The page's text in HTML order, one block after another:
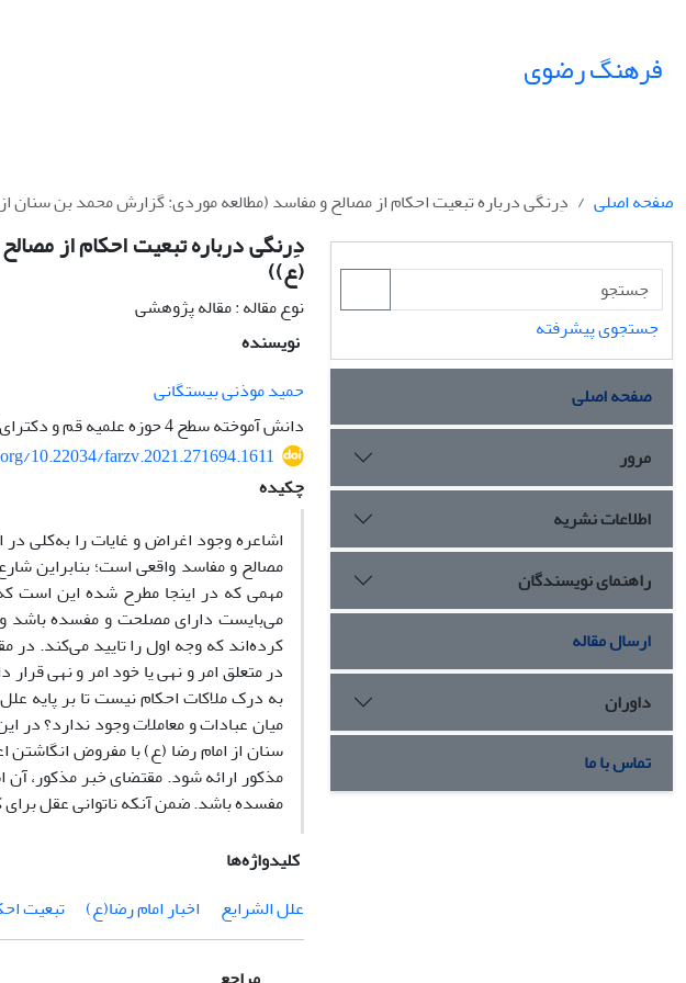
فرهنگ رضوی
صفحه اصلی دِرنگی درباره تبعیت احکام از مصالح و مفاسد (مطالعه موردی: گزارش محمد بن سنان
دِرنگی درباره تبعیت احکام از
(ع))
نوع مقاله : مقاله پژوهشی
نویسنده
حمید موذنی بیستگانی
دانش آموخته سطح 4 حوزه علمیه قم و دکترای فقه و مبانی حقوق اسلامی، دانشگاه زاهدان، زاهدان، ایران
10.22034/farzv.2021.271694.1611
چکیده
اشاعره وجود اغراض و غایات را به‌کلی در
مصالح و مفاسد واقعی است؛ بنابراین
مهمی که در اینجا مطرح شده این است که
می‌بایست دارای مصلحت و مفسده باشد
کرده‌اند که وجه اول را تایید می‌کند. در
در متعلق امر و نهی یا خود امر و نهی
به درک ملاکات احکام نیست تا بر پایه
میان عبادات و معاملات وجود ندارد؟
سنان از امام رضا (ع) با مفروض انگاشتن
مذکور ارائه شود. مقتضای خبر مذکور،
مفسده باشد. ضمن آنکه ناتوانی عقل
کلیدواژه‌ها
علل الشرایع
اخبار امام رضا(ع) تبعیت
جستجوی پیشرفته
صفحه اصلی
مرور
اطلاعات نشریه
راهنمای نویسندگان
ارسال مقاله
داوران
تماس با ما